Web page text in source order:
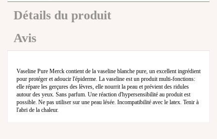
Détails du produit
Avis
Vaseline Pure Merck contient de la vaseline blanche pure, un excellent ingrédient
pour protéger et adoucir l'épiderme. La vaseline est un produit multi-fonctions:
elle répare les gerçures des lèvres, elle nourrit la peau et prévient des ridules
autour des yeux. Sans parfum. Une réaction d'hypersensibilité au produit est
possible. Ne pas utiliser sur une peau lésée. Incompatibilité avec le latex. Tenir à
l'abri de la chaleur.